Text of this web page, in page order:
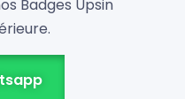
Badges Upsin